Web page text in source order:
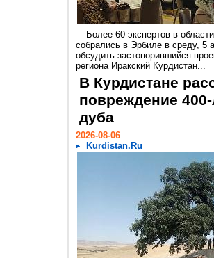
Более 60 экспертов в
собрались в Эрбиле в среду, 5
обсудить застопорившийся
региона Иракский Курдистан...
В Курдистане
повреждение 400-
дуба
2026-08-06
Kurdistan.Ru